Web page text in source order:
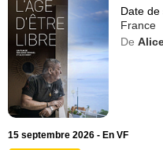
Date
France
De
15 septembre 2026 - En VF